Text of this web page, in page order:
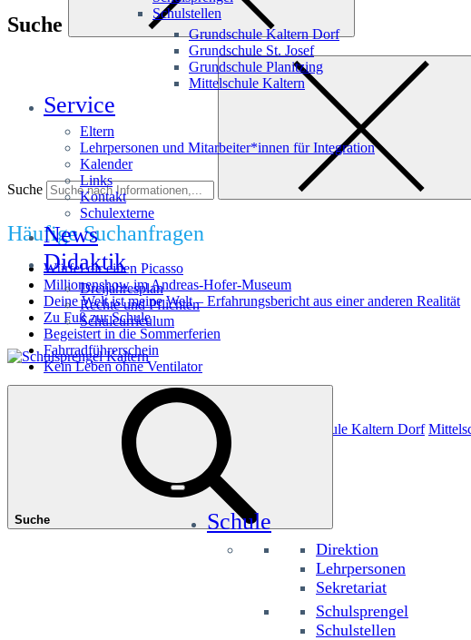
Schulstellen
Grundschule Kaltern Dorf
Grundschule St. Josef
Grundschule Planitzing
Mittelschule Kaltern
Service
Eltern
Lehrpersonen und Mitarbeiter*innen für Integration
Kalender
Links
Kontakt
Schulexterne
News
Didaktik
Dreijahresplan
Rechte und Pflichten
Schulcurriculum
Suche Schule
Direktion
Lehrpersonen
Sekretariat
Schulsprengel
Schulstellen
Suche
Suche
Häufige Suchanfragen
Würfel dir einen Picasso
Millionenshow im Andreas-Hofer-Museum
Deine Welt ist meine Welt – Erfahrungsbericht aus einer anderen Realität
Zu Fuß zur Schule
Begeistert in die Sommerferien
Fahrradführerschein
Kein Leben ohne Ventilator
Das könnte Sie interessieren
Grundschule Planitzing Grundschule St. Josef Grundschule Kaltern Dorf